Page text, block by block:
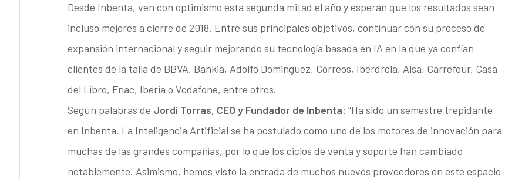
Desde Inbenta, ven con optimismo esta segunda mitad el año y esperan que los resultados sean
incluso mejores a cierre de 2018. Entre sus principales objetivos, continuar con su proceso de
expansión internacional y seguir mejorando su tecnología basada en IA en la que ya confían
clientes de la talla de BBVA, Bankia, Adolfo Dominguez, Correos, Iberdrola, Alsa, Carrefour, Casa
del Libro, Fnac, Iberia o Vodafone, entre otros.
Según palabras de Jordi Torras, CEO y Fundador de Inbenta: “Ha sido un semestre trepidante
en Inbenta. La Inteligencia Artificial se ha postulado como uno de los motores de innovación para
muchas de las grandes compañías, por lo que los ciclos de venta y soporte han cambiado
notablemente. Asimismo, hemos visto la entrada de muchos nuevos proveedores en este espacio